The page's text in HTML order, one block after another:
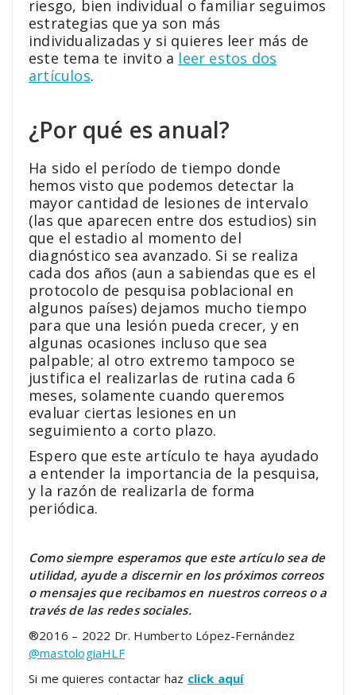
riesgo, bien individual o familiar seguimos
estrategias que ya son más
individualizadas y si quieres leer más de
este tema te invito a leer estos dos
artículos.
¿Por qué es anual?
Ha sido el período de tiempo donde
hemos visto que podemos detectar la
mayor cantidad de lesiones de intervalo
(las que aparecen entre dos estudios) sin
que el estadio al momento del
diagnóstico sea avanzado. Si se realiza
cada dos años (aun a sabiendas que es el
protocolo de pesquisa poblacional en
algunos países) dejamos mucho tiempo
para que una lesión pueda crecer, y en
algunas ocasiones incluso que sea
palpable; al otro extremo tampoco se
justifica el realizarlas de rutina cada 6
meses, solamente cuando queremos
evaluar ciertas lesiones en un
seguimiento a corto plazo.
Espero que este artículo te haya ayudado
a entender la importancia de la pesquisa,
y la razón de realizarla de forma
periódica.
Como siempre esperamos que este artículo sea de
utilidad, ayude a discernir en los próximos correos
o mensajes que recibamos en nuestros correos o a
través de las redes sociales.
®2016 – 2022 Dr. Humberto López-Fernández
@mastologiaHLF
Si me quieres contactar haz click aquí